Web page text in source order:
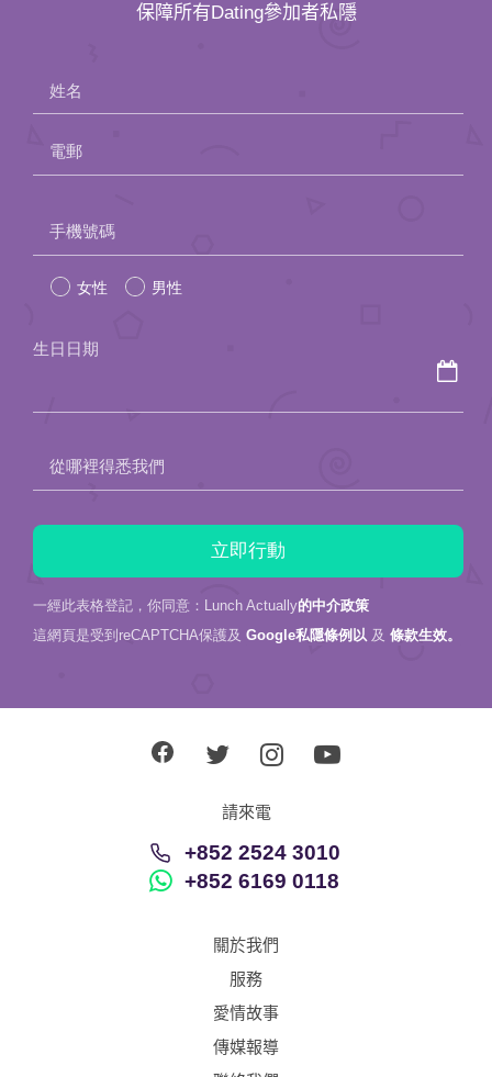
保障所有Dating參加者私隱
姓名
電郵
leave
this
手機號碼
女性 男性
生日日期
從哪裡得悉我們
一經此表格登記，你同意：Lunch Actually的中介政策
這網頁是受到reCAPTCHA保護及 Google私隱條例以 及 條款生效。
請來電
+852 2524 3010
+852 6169 0118
關於我們
服務
愛情故事
傳媒報導